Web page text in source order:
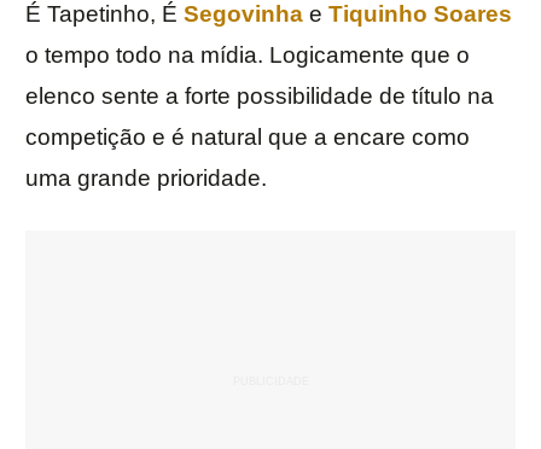
É Tapetinho, É Segovinha e Tiquinho Soares
o tempo todo na mídia. Logicamente que o
elenco sente a forte possibilidade de título na
competição e é natural que a encare como
uma grande prioridade.